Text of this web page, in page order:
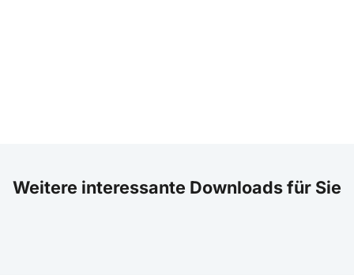
Weitere interessante Downloads für Sie